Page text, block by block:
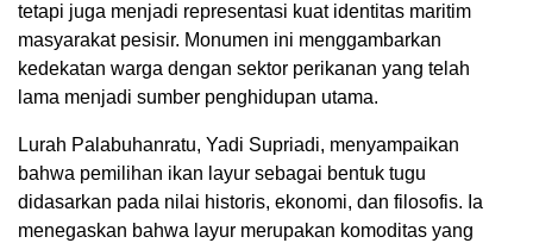
tetapi juga menjadi representasi kuat identitas maritim
masyarakat pesisir. Monumen ini menggambarkan
kedekatan warga dengan sektor perikanan yang telah
lama menjadi sumber penghidupan utama.
Lurah Palabuhanratu, Yadi Supriadi, menyampaikan
bahwa pemilihan ikan layur sebagai bentuk tugu
didasarkan pada nilai historis, ekonomi, dan filosofis. Ia
menegaskan bahwa layur merupakan komoditas yang